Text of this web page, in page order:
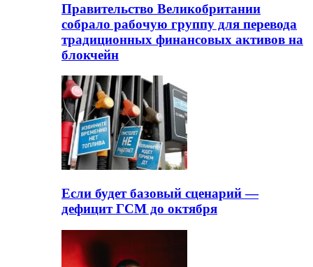
Правительство Великобритании
собрало рабочую группу для перевода
традиционных финансовых активов на
блокчейн
Если будет базовый сценарий —
дефицит ГСМ до октября